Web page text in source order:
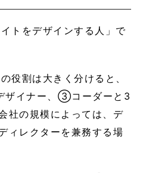
トをデザインする人」で
役割は大きく分けると、
イナー、③コーダーと3
社の規模によっては、デ
ィレクターを兼務する場